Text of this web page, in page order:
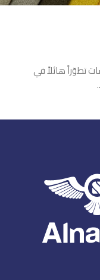
تطوّراً هائلاً في